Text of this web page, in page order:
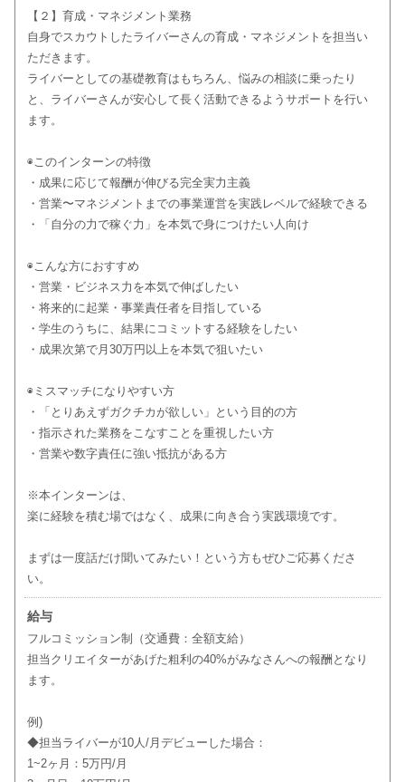
【２】育成・マネジメント業務
自身でスカウトしたライバーさんの育成・マネジメントを担当い
ただきます。
ライバーとしての基礎教育はもちろん、悩みの相談に乗ったり
と、ライバーさんが安心して長く活動できるようサポートを行い
ます。
◉このインターンの特徴
・成果に応じて報酬が伸びる完全実力主義
・営業〜マネジメントまでの事業運営を実践レベルで経験できる
・「自分の力で稼ぐ力」を本気で身につけたい人向け
◉こんな方におすすめ
・営業・ビジネス力を本気で伸ばしたい
・将来的に起業・事業責任者を目指している
・学生のうちに、結果にコミットする経験をしたい
・成果次第で月30万円以上を本気で狙いたい
◉ミスマッチになりやすい方
・「とりあえずガクチカが欲しい」という目的の方
・指示された業務をこなすことを重視したい方
・営業や数字責任に強い抵抗がある方
※本インターンは、
楽に経験を積む場ではなく、成果に向き合う実践環境です。
まずは一度話だけ聞いてみたい！という方もぜひご応募くださ
い。
給与
フルコミッション制（交通費：全額支給）
担当クリエイターがあげた粗利の40%がみなさんへの報酬となり
ます。
例)
◆担当ライバーが10人/月デビューした場合：
1~2ヶ月：5万円/月